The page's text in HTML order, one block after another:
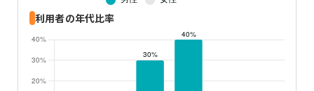
利用者の年代比率